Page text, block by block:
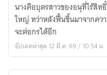
ไม่
ธรรมดา
ของ
บุตร
นางคือบุตรสาวของอนุที่ไร้สิท
ใหญ่ ทว่าหลังฟื้นขึ้นมาจากคว
จะต่อกรได้อีก
อัปเดตล่าสุด 12 มี.ค. 69 / 10:54 น.